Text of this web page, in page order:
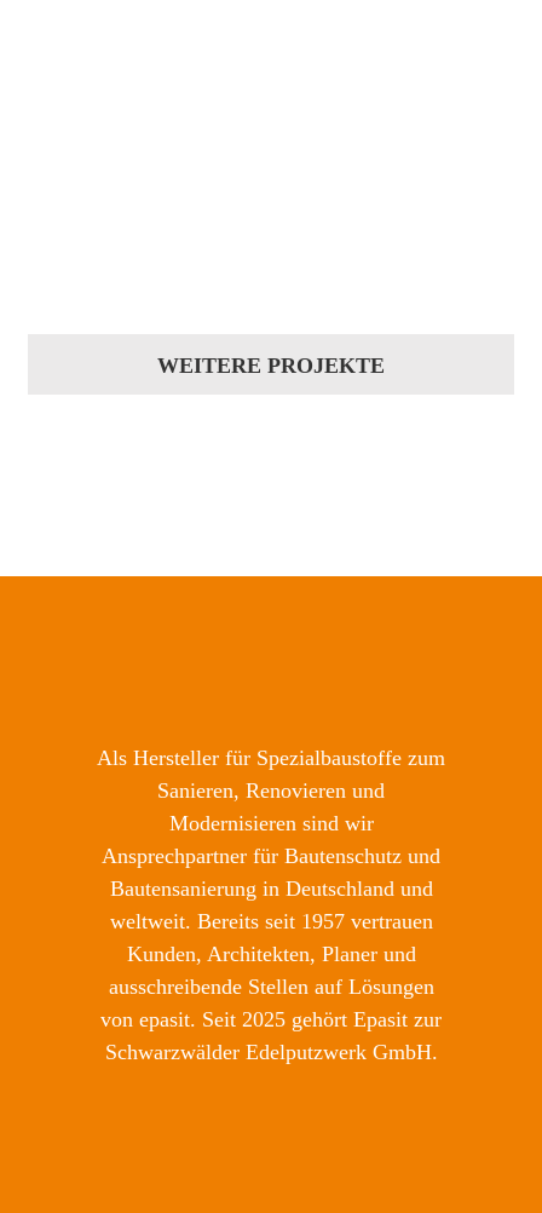
WEITERE PROJEKTE
Als Hersteller für Spezialbaustoffe zum
Sanieren, Renovieren und
Modernisieren sind wir
Ansprechpartner für Bautenschutz und
Bautensanierung in Deutschland und
weltweit. Bereits seit 1957 vertrauen
Kunden, Architekten, Planer und
ausschreibende Stellen auf Lösungen
von epasit. Seit 2025 gehört Epasit zur
Schwarzwälder Edelputzwerk GmbH.